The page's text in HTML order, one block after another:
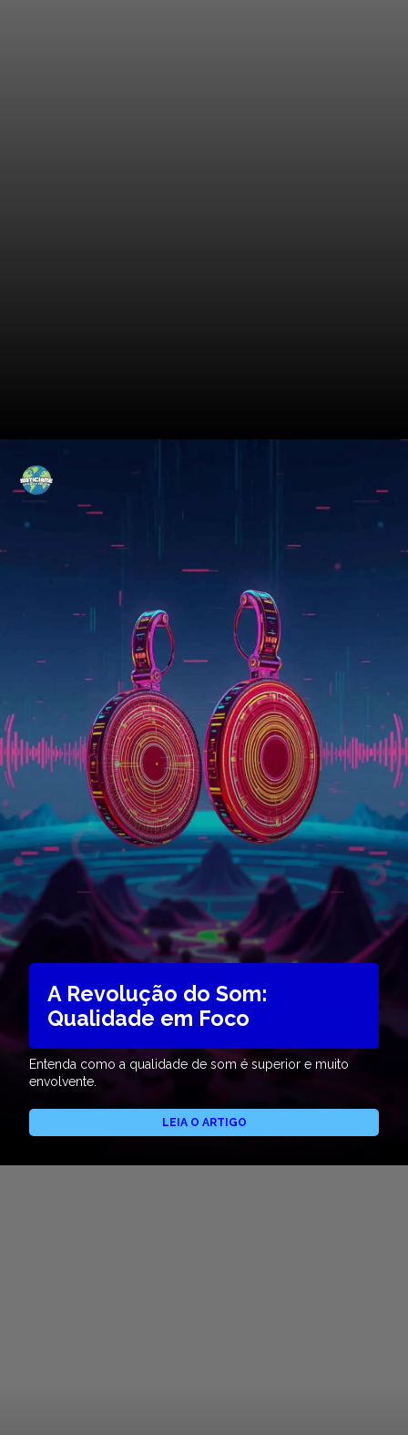
A Revolução do Som:
Qualidade em Foco
Entenda como a qualidade de som é superior e muito
envolvente.
LEIA O ARTIGO